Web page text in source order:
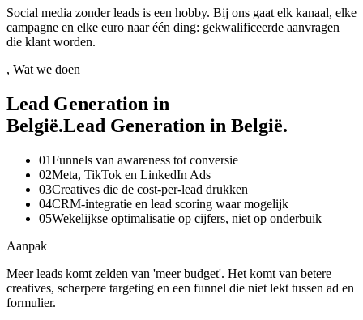
Social media zonder leads is een hobby. Bij ons gaat elk kanaal, elke
campagne en elke euro naar één ding: gekwalificeerde aanvragen
die klant worden.
, Wat we doen
Lead Generation in
België.Lead Generation in België.
01Funnels van awareness tot conversie
02Meta, TikTok en LinkedIn Ads
03Creatives die de cost-per-lead drukken
04CRM-integratie en lead scoring waar mogelijk
05Wekelijkse optimalisatie op cijfers, niet op onderbuik
Aanpak
Meer leads komt zelden van 'meer budget'. Het komt van betere
creatives, scherpere targeting en een funnel die niet lekt tussen ad en
formulier.